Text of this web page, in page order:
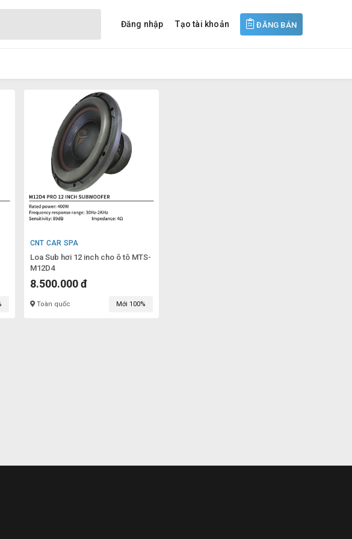
Đăng nhập Tạo tài khoản ĐĂNG BÁN
CNT CAR SPA
Loa Sub hơi 12 inch cho ô tô MTS-
M12D4
8.500.000 đ
Toàn quốc Mới 100%